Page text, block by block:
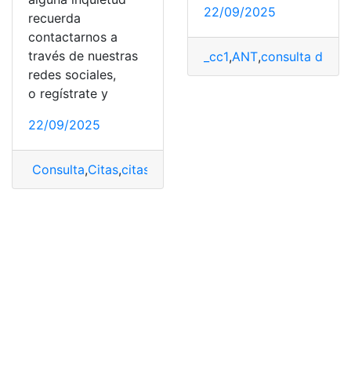
recuerda
contactarnos a
través de nuestras
redes sociales,
o regístrate y
22/09/2025
Consulta,Citas,citas médicas
22/09/2025
_cc1,ANT,consulta de